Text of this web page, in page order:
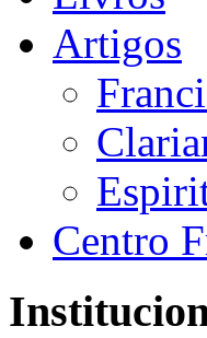
Artigos
Centro